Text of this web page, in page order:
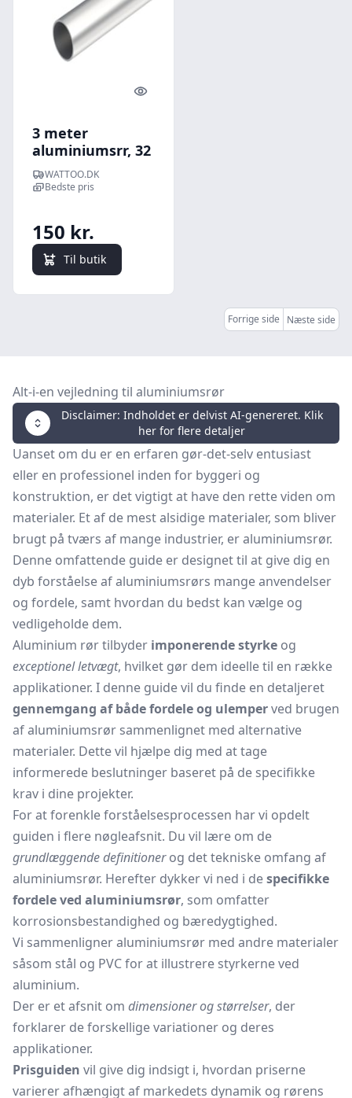
Quick look
3 meter
aluminiumsrr, 32
mm til
aluminiumsrr til
WATTOO.DK
Bedste pris
150 kr.
Til butik
Forrige side Næste side
Alt-i-en vejledning til aluminiumsrør
Disclaimer: Indholdet er delvist AI-genereret. Klik
her for flere detaljer
Uanset om du er en erfaren gør-det-selv entusiast
eller en professionel inden for byggeri og
konstruktion, er det vigtigt at have den rette viden om
materialer. Et af de mest alsidige materialer, som bliver
brugt på tværs af mange industrier, er aluminiumsrør.
Denne omfattende guide er designet til at give dig en
dyb forståelse af aluminiumsrørs mange anvendelser
og fordele, samt hvordan du bedst kan vælge og
vedligeholde dem.
Aluminium rør tilbyder imponerende styrke og
exceptionel letvægt, hvilket gør dem ideelle til en række
applikationer. I denne guide vil du finde en detaljeret
gennemgang af både fordele og ulemperved brugen
af aluminiumsrør sammenlignet med alternative
materialer. Dette vil hjælpe dig med at tage
informerede beslutninger baseret på de specifikke
krav i dine projekter.
For at forenkle forståelsesprocessen har vi opdelt
guiden i flere nøgleafsnit. Du vil lære om de
grundlæggende definitionerog det tekniske omfang af
aluminiumsrør. Herefter dykker vi ned i despecifikke
fordele ved aluminiumsrør, som omfatter
korrosionsbestandighed og bæredygtighed.
Vi sammenligner aluminiumsrør med andre materialer
såsom stål og PVC for at illustrere styrkerne ved
aluminium.
Der er et afsnit om dimensioner og størrelser, der
forklarer de forskellige variationer og deres
applikationer.
Prisguiden vil give dig indsigt i, hvordan priserne
varierer afhængigt af markedets dynamik og rørens